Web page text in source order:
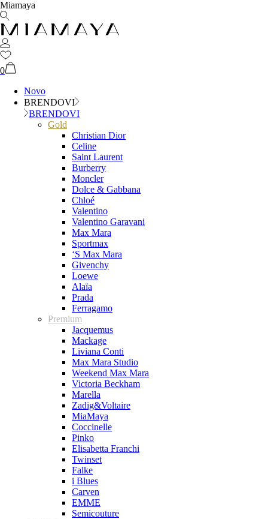
Miamaya
0
Novo
BRENDOVI
BRENDOVI
Gold
Christian Dior
Celine
Saint Laurent
Burberry
Moncler
Dolce & Gabbana
Chloé
Valentino
Valentino Garavani
Max Mara
Sportmax
‘S Max Mara
Givenchy
Loewe
Alaïa
Prada
Ferragamo
Premium
Jacquemus
Mackage
Liviana Conti
Max Mara Studio
Weekend Max Mara
Victoria Beckham
Marella
Zadig&Voltaire
MiaMaya
Coccinelle
Pinko
Elisabetta Franchi
Twinset
Falke
i Blues
Carven
EMME
Semicouture